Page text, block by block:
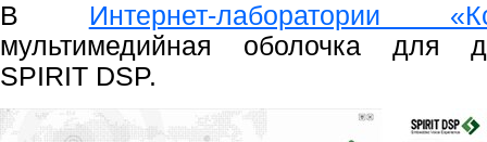
В Интернет-лаборатории
мультимедийная оболочка для
SPIRIT DSP.